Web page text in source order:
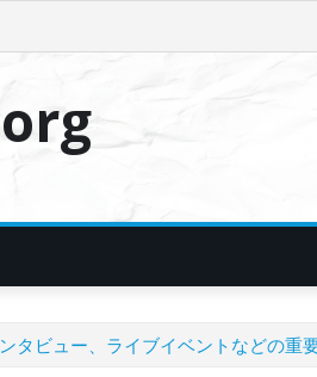
ビュー、ライブイベントなどの重